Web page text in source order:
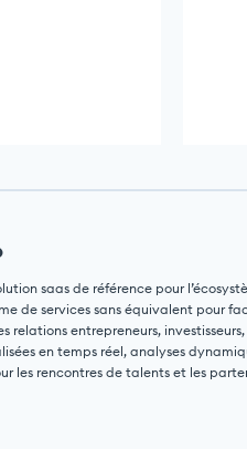
saas de référence pour
de services sans équivalent pour
relations entrepreneurs,
en temps réel, analyses
les rencontres de talents et les